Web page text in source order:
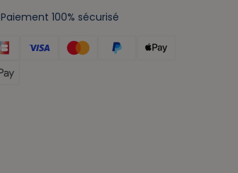
Paiement 100% sécurisé